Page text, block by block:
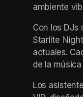
ambiente
Con los DJs
Starlite
actuales.
de la
Los